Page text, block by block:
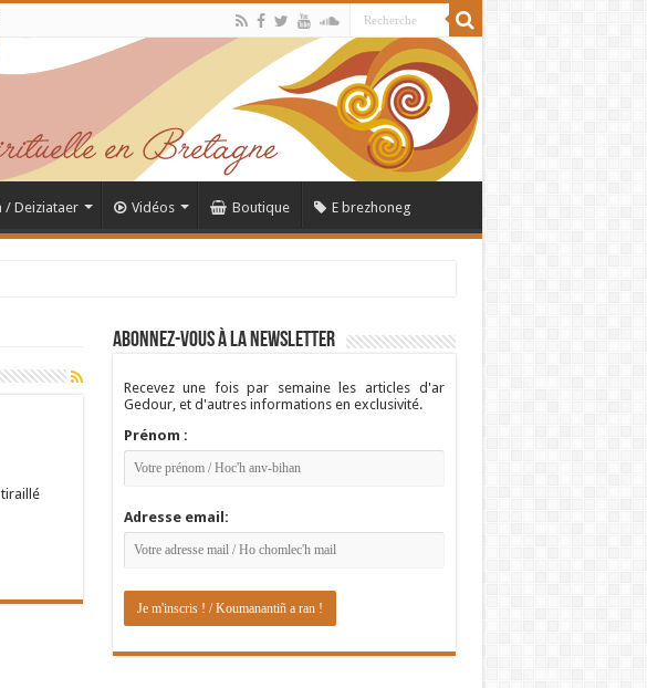
/ Deiziataer Vidéos Boutique E brezhoneg
Abonnez-vous à la newsletter
Recevez une fois par semaine les articles d'ar
Gedour, et d'autres informations en exclusivité.
Prénom :
Adresse email: